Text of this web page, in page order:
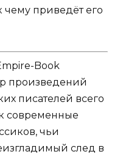
приведёт его
Book
произведений
писателей всего
современные
чьи
след в